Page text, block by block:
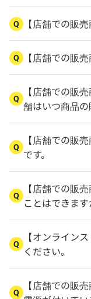
Q 【店舗での販
Q 【店舗での販
Q
【店舗での販
舗はいつ商品
Q
【店舗での販
です。
Q
【店舗での販
ことはできます
Q
【オンライン
ください。
Q
【店舗での販